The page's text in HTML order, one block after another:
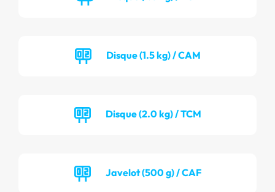
Disque (1.5 kg) / CAM
Disque (2.0 kg) / TCM
Javelot (500 g) / CAF